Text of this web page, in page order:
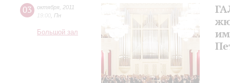
03 октября 2011
19:00 Пн
Большой зал